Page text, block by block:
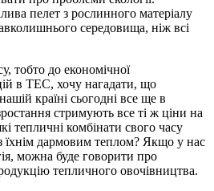
пелет з рослинного матеріалу
середовища, ніж всі
тобто до економічної
в ТЕС, хочу нагадати, що
країні сьогодні все ще в
стримують все ті ж ціни на
тепличні комбінати свого часу
їхнім дармовим теплом? Якщо у нас
можна буде говорити про
тепличного овочівництва.